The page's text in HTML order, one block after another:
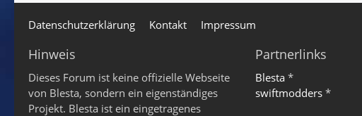
Datenschutzerklärung Kontakt Impressum
Hinweis
Dieses Forum ist keine offizielle Webseite
von Blesta, sondern ein eigenständiges
Projekt. Blesta ist ein eingetragenes
Partnerlinks
Blesta *
swiftmodders *